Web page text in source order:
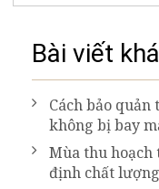
Bài viết
Cách bảo
không bị bay
Mùa thu
định chất